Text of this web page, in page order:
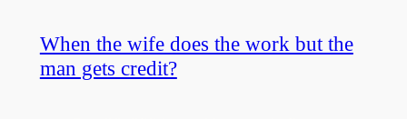
When the wife does the work but the
man gets credit?